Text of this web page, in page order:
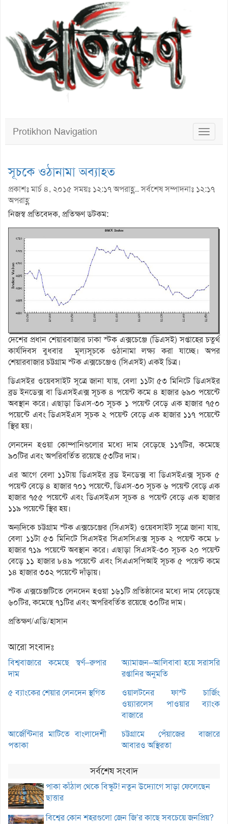
Toggle
Protikhon Navigation
সূচকে ওঠানামা অব্যাহত
প্রকাশঃ মার্চ ৪, ২০১৫ সময়ঃ ১২:১৭ অপরাহ্ণ.. সর্বশেষ সম্পাদনাঃ ১২:১৭
অপরাহ্ণ
নিজস্ব প্রতিবেদক, প্রতিক্ষণ ডটকম:
দেশের প্রধান শেয়ারবাজার ঢাকা স্টক এক্সচেঞ্জে (ডিএসই) সপ্তাহের চতুর্থ
কার্যদিবস বুধবার মূল্যসূচকে ওঠানামা লক্ষ্য করা যাচ্ছে। অপর
শেয়ারবাজার চট্টগ্রাম স্টক এক্সচেঞ্জেও (সিএসই) একই চিত্র।
ডিএসইর ওয়েবসাইট সূত্রে জানা যায়, বেলা ১১টা ৫৩ মিনিটে ডিএসইর
ব্রড ইনডেক্স বা ডিএসইএক্স সূচক ৪ পয়েন্ট কমে ৪ হাজার ৬৯০ পয়েন্টে
অবস্থান করে। এছাড়া ডিএস-৩০ সূচক ১ পয়েন্ট বেড়ে এক হাজার ৭৫০
পয়েন্টে এবং ডিএসইএস সূচক ২ পয়েন্ট বেড়ে এক হাজার ১১৭ পয়েন্টে
স্থির হয়।
লেনদেন হওয়া কোম্পানিগুলোর মধ্যে দাম বেড়েছে ১১৭টির, কমেছে
৯০টির এবং অপরিবর্তিত রয়েছে ৫৩টির দাম।
এর আগে বেলা ১১টায় ডিএসইর ব্রড ইনডেক্স বা ডিএসইএক্স সূচক ৫
পয়েন্ট বেড়ে ৪ হাজার ৭০১ পয়েন্টে, ডিএস-৩০ সূচক ৬ পয়েন্ট বেড়ে এক
হাজার ৭৫৫ পয়েন্টে এবং ডিএসইএস সূচক ৪ পয়েন্ট বেড়ে এক হাজার
১১৯ পয়েন্টে স্থির হয়।
অন্যদিকে চট্টগ্রাম স্টক এক্সচেঞ্জের (সিএসই) ওয়েবসাইট সূত্রে জানা যায়,
বেলা ১১টা ৫৩ মিনিটে সিএসইর সিএসসিএক্স সূচক ২ পয়েন্ট কমে ৮
হাজার ৭১৯ পয়েন্টে অবস্থান করে। এছাড়া সিএসই-৩০ সূচক ২০ পয়েন্ট
বেড়ে ১১ হাজার ৮৪৯ পয়েন্টে এবং সিএএসপিআই সূচক ৫ পয়েন্ট কমে
১৪ হাজার ৩৩২ পয়েন্টে দাঁড়ায়।
স্টক এক্সচেঞ্জটিতে লেনদেন হওয়া ১৬১টি প্রতিষ্ঠানের মধ্যে দাম বেড়েছে
৬০টির, কমেছে ৭১টির এবং অপরিবর্তিত রয়েছে ৩০টির দাম।
প্রতিক্ষণ/এডি/হাসান
আরো সংবাদঃ
বিশ্ববাজারে কমেছে স্বর্ণ–রুপার
দাম
অ্যামাজন–আলিবাবা হয়ে সরাসরি
রপ্তানির অনুমতি
৫ ব্যাংকের শেয়ার লেনদেন স্থগিত
ওয়ালটনের ফাস্ট চার্জিং
ওয়্যারলেস পাওয়ার ব্যাংক
বাজারে
আর্জেন্টিনার মাটিতে বাংলাদেশী
পতাকা
চট্টগ্রামে পেঁয়াজের বাজারে
আবারও অস্থিরতা
সর্বশেষ সংবাদ
পাকা কাঁঠাল থেকে বিস্কুট! নতুন উদ্যোগে সাড়া ফেলেছেন
ছাত্তার
বিশ্বের কোন শহরগুলো জেন জি’র কাছে সবচেয়ে জনপ্রিয়?